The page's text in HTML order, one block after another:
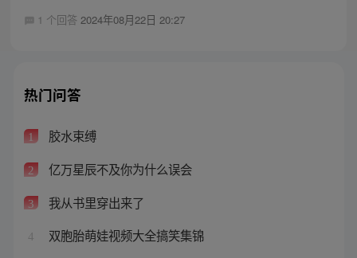
1 个回答 2024年08月22日 20:27
热门问答
1 胶水束缚
2 亿万星辰不及你为什么误会
3 我从书里穿出来了
4 双胞胎萌娃视频大全搞笑集锦